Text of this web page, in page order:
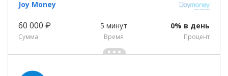
Joy Money
60 000 ₽
Сумма
5 минут
Время
0% в день
Процент